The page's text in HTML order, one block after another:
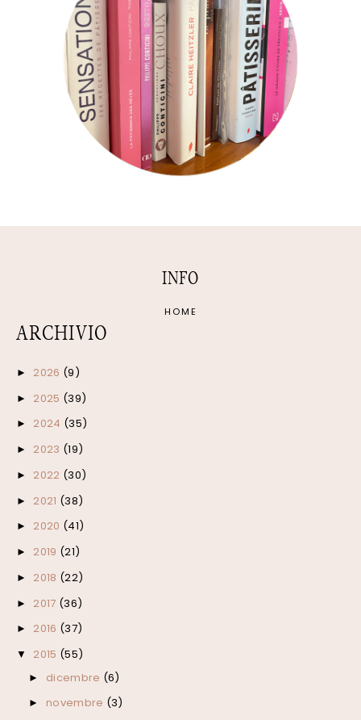
INFO
HOME
ARCHIVIO
► 2026 (9)
► 2025 (39)
► 2024 (35)
► 2023 (19)
► 2022 (30)
► 2021 (38)
► 2020 (41)
► 2019 (21)
► 2018 (22)
► 2017 (36)
► 2016 (37)
▼ 2015 (55)
► dicembre (6)
► novembre (3)